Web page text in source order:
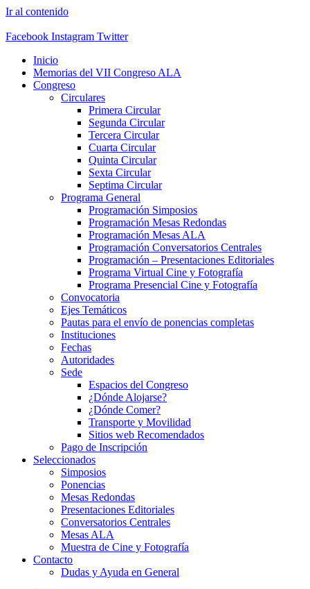
Ir al contenido
Facebook Instagram Twitter
Inicio
Memorias del VII Congreso ALA
Congreso
Circulares
Primera Circular
Segunda Circular
Tercera Circular
Cuarta Circular
Quinta Circular
Sexta Circular
Septima Circular
Programa General
Programación Simposios
Programación Mesas Redondas
Programación Mesas ALA
Programación Conversatorios Centrales
Programación – Presentaciones Editoriales
Programa Virtual Cine y Fotografía
Programa Presencial Cine y Fotografía
Convocatoria
Ejes Temáticos
Pautas para el envío de ponencias completas
Instituciones
Fechas
Autoridades
Sede
Espacios del Congreso
¿Dónde Alojarse?
¿Dónde Comer?
Transporte y Movilidad
Sitios web Recomendados
Pago de Inscripción
Seleccionados
Simposios
Ponencias
Mesas Redondas
Presentaciones Editoriales
Conversatorios Centrales
Mesas ALA
Muestra de Cine y Fotografía
Contacto
Dudas y Ayuda en General